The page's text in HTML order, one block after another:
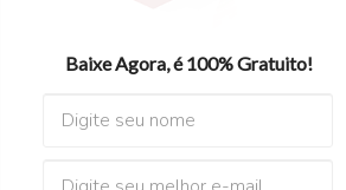
Baixe Agora, é 100% Gratuito!